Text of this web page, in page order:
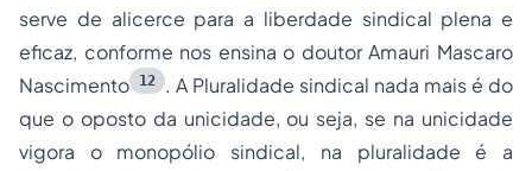
serve de alicerce para a liberdade sindical plena e
eficaz, conforme nos ensina o doutor Amauri Mascaro
Nascimento
12
. A Pluralidade sindical nada mais é do
que o oposto da unicidade, ou seja, se na unicidade
vigora o monopólio sindical, na pluralidade é a